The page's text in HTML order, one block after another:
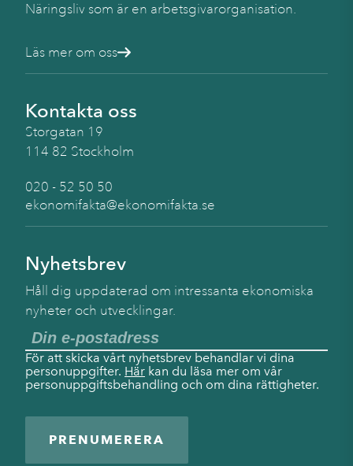
Näringsliv som är en arbetsgivarorganisation.
Läs mer om oss
Kontakta oss
Storgatan 19
114 82 Stockholm
020 - 52 50 50
ekonomifakta@ekonomifakta.se
Nyhetsbrev
Håll dig uppdaterad om intressanta ekonomiska
nyheter och utvecklingar.
För att skicka vårt nyhetsbrev behandlar vi dina
personuppgifter. Här kan du läsa mer om vår
personuppgiftsbehandling och om dina rättigheter.
PRENUMERERA